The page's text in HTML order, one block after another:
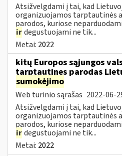
Atsižvelgdami į tai, kad
organizuojamos tarptautinės
parodos, kuriose
irdegustuojami ne tik...
Metai: 2022
kitų Europos sąjungos
tarptautines parodas
sumokėjimo
Web turinio sąrašas 2022-06-
Atsižvelgdami į tai, kad
organizuojamos tarptautinės
parodos, kuriose
irdegustuojami ne tik...
Metai: 2022